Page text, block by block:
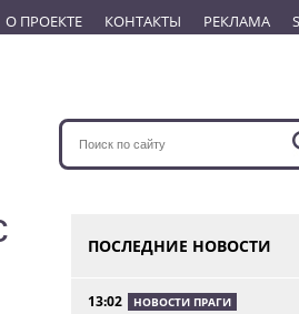
О ПРОЕКТЕ КОНТАКТЫ РЕКЛАМА
ПОСЛЕДНИЕ НОВОСТИ
13:02 НОВОСТИ ПРАГИ